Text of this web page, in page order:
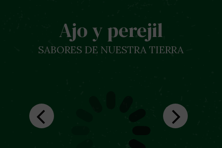
Ajo y perejil
SABORES DE NUESTRA TIERRA